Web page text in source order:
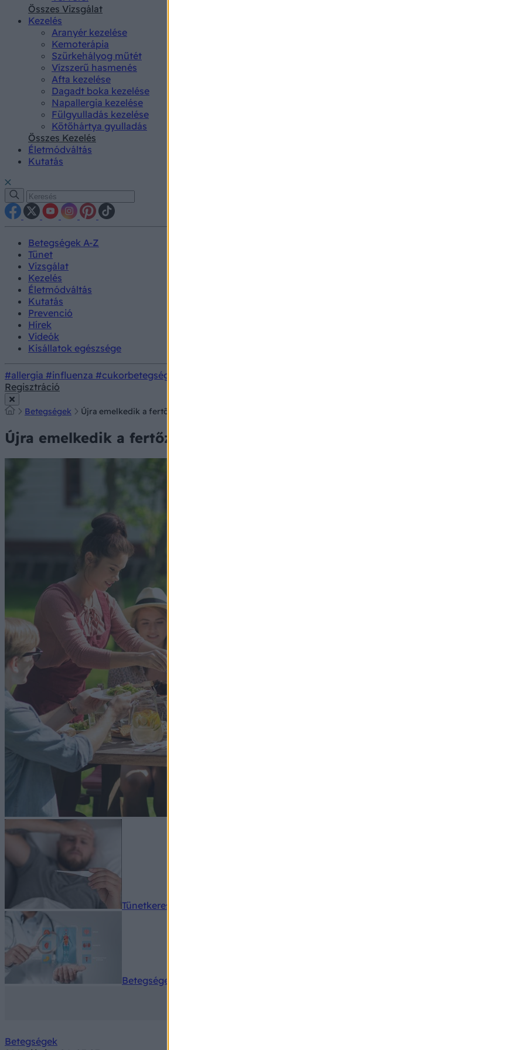
Összes Vizsgálat
Kezelés
Aranyér kezelése
Kemoterápia
Szürkehályog műtét
Vízszerű hasmenés
Afta kezelése
Dagadt boka kezelése
Napallergia kezelése
Fülgyulladás kezelése
Kötőhártya gyulladás
Összes Kezelés
Életmódváltás
Kutatás
Betegségek A-Z
Tünet
Vizsgálat
Kezelés
Életmódváltás
Kutatás
Prevenció
Hírek
Videók
Kisállatok egészsége
#allergia #influenza #cukorbetegség
Regisztráció
Betegségek Újra emelkedik a fertőzöttek száma az átoltottság ellenére is Izraelben
Újra emelkedik a fertőzöttek száma az átoltottság ellenére is Izraelben
Tünetkereső
Betegségek A-Z
Betegségek